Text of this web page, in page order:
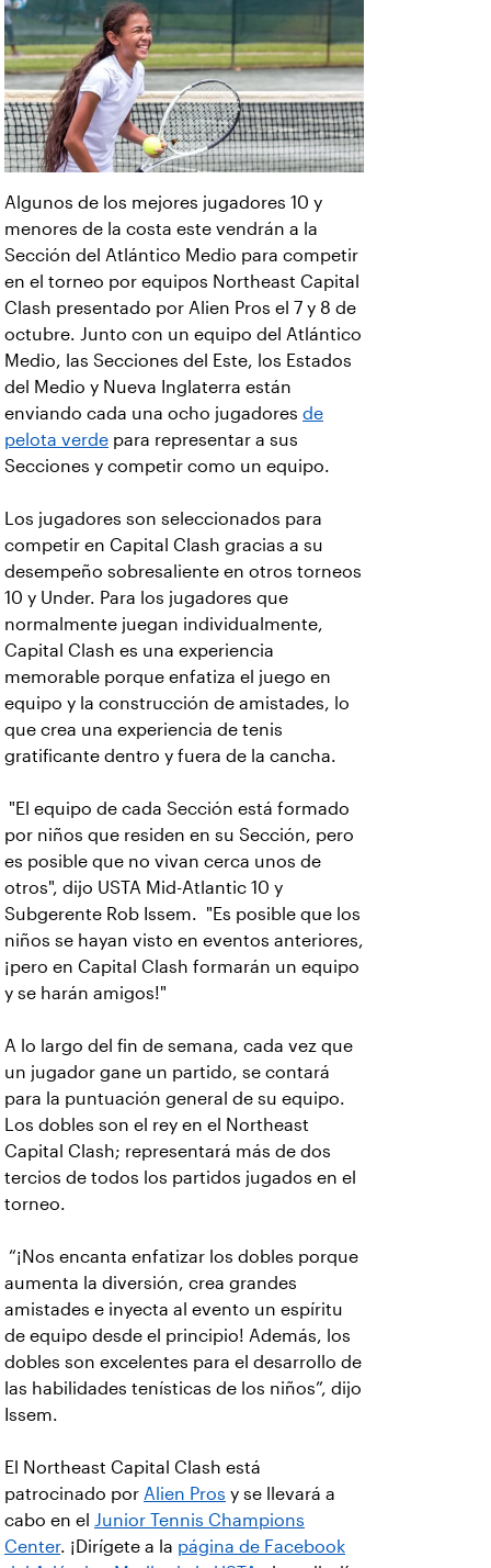
Algunos de los mejores jugadores 10 y
menores de la costa este vendrán a la
Sección del Atlántico Medio para competir
en el torneo por equipos Northeast Capital
Clash presentado por Alien Pros el 7 y 8 de
octubre. Junto con un equipo del Atlántico
Medio, las Secciones del Este, los Estados
del Medio y Nueva Inglaterra están
enviando cada una ocho jugadores de
pelota verde para representar a sus
Secciones y competir como un equipo.
Los jugadores son seleccionados para
competir en Capital Clash gracias a su
desempeño sobresaliente en otros torneos
10 y Under. Para los jugadores que
normalmente juegan individualmente,
Capital Clash es una experiencia
memorable porque enfatiza el juego en
equipo y la construcción de amistades, lo
que crea una experiencia de tenis
gratificante dentro y fuera de la cancha.
"El equipo de cada Sección está formado
por niños que residen en su Sección, pero
es posible que no vivan cerca unos de
otros", dijo USTA Mid-Atlantic 10 y
Subgerente Rob Issem. "Es posible que los
niños se hayan visto en eventos anteriores,
¡pero en Capital Clash formarán un equipo
y se harán amigos!"
A lo largo del fin de semana, cada vez que
un jugador gane un partido, se contará
para la puntuación general de su equipo.
Los dobles son el rey en el Northeast
Capital Clash; representará más de dos
tercios de todos los partidos jugados en el
torneo.
“¡Nos encanta enfatizar los dobles porque
aumenta la diversión, crea grandes
amistades e inyecta al evento un espíritu
de equipo desde el principio! Además, los
dobles son excelentes para el desarrollo de
las habilidades tenísticas de los niños”, dijo
Issem.
El Northeast Capital Clash está
patrocinado por Alien Pros y se llevará a
cabo en el Junior Tennis Champions
Center. ¡Dirígete a la página de Facebook